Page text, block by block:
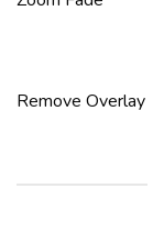
Remove Overlay